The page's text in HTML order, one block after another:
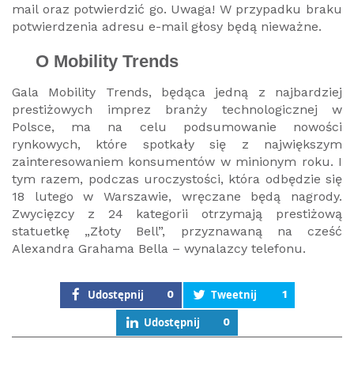
mail oraz potwierdzić go. Uwaga! W przypadku braku
potwierdzenia adresu e-mail głosy będą nieważne.
O Mobility Trends
Gala Mobility Trends, będąca jedną z najbardziej
prestiżowych imprez branży technologicznej w
Polsce, ma na celu podsumowanie nowości
rynkowych, które spotkały się z największym
zainteresowaniem konsumentów w minionym roku. I
tym razem, podczas uroczystości, która odbędzie się
18 lutego w Warszawie, wręczane będą nagrody.
Zwycięzcy z 24 kategorii otrzymają prestiżową
statuetkę „Złoty Bell”, przyznawaną na cześć
Alexandra Grahama Bella – wynalazcy telefonu.
Udostępnij 0 Tweetnij 1
Udostępnij 0